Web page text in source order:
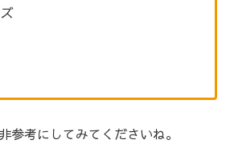
参考にしてみてくださいね。